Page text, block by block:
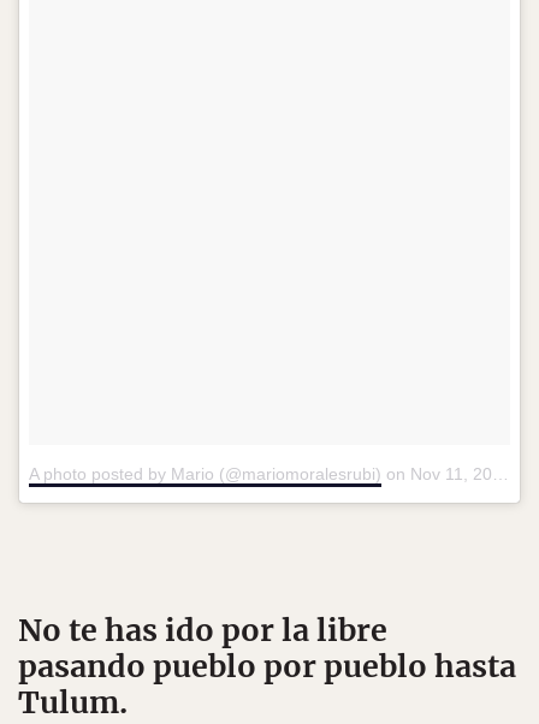
A photo posted by Mario (@mariomoralesrubi) on Nov 11, 2015 at 4:22pm PST
No te has ido por la libre
pasando pueblo por pueblo hasta
Tulum.